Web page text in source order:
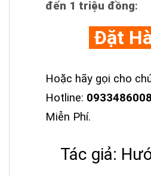
đến 1 triệu đồng:
Đặt
Hoặc hãy gọi cho
Hotline: 0933486008
Miễn Phí.
Tác giả: